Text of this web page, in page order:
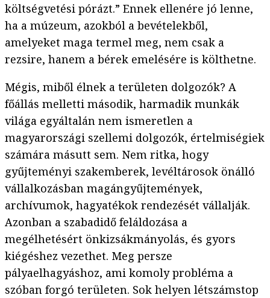
költségvetési pórázt.” Ennek ellenére jó lenne,
ha a múzeum, azokból a bevételekből,
amelyeket maga termel meg, nem csak a
rezsire, hanem a bérek emelésére is költhetne.
Mégis, miből élnek a területen dolgozók? A
főállás melletti második, harmadik munkák
világa egyáltalán nem ismeretlen a
magyarországi szellemi dolgozók, értelmiségiek
számára másutt sem. Nem ritka, hogy
gyűjteményi szakemberek, levéltárosok önálló
vállalkozásban magángyűjtemények,
archívumok, hagyatékok rendezését vállalják.
Azonban a szabadidő feláldozása a
megélhetésért önkizsákmányolás, és gyors
kiégéshez vezethet. Meg persze
pályaelhagyáshoz, ami komoly probléma a
szóban forgó területen. Sok helyen létszámstop